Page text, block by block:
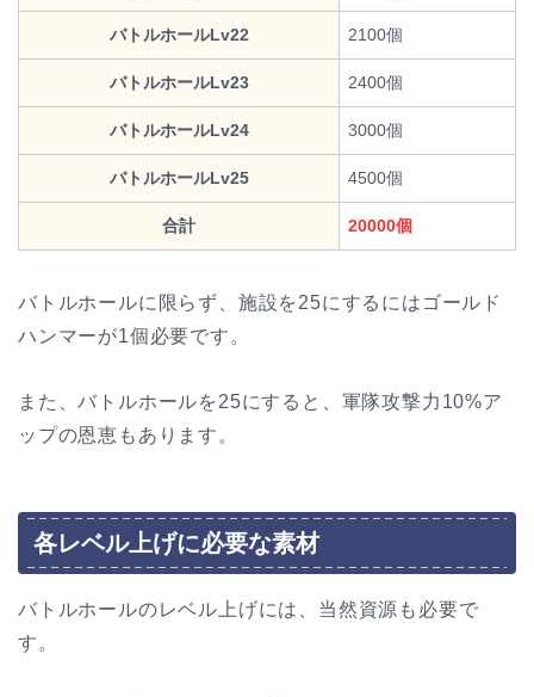
バトルホールLv22 2100個
バトルホールLv23 2400個
バトルホールLv24 3000個
バトルホールLv25 4500個
合計 20000個
バトルホールに限らず、施設を25にするにはゴールド
ハンマーが1個必要です。
また、バトルホールを25にすると、軍隊攻撃力10%ア
ップの恩恵もあります。
各レベル上げに必要な素材
バトルホールのレベル上げには、当然資源も必要で
す。